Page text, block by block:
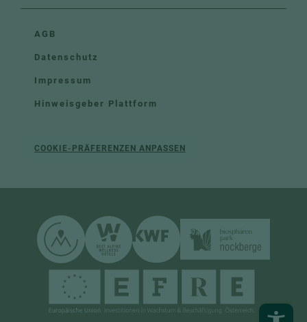
AGB
Datenschutz
Impressum
Hinweisgeber Plattform
COOKIE-PRÄFERENZEN ANPASSEN